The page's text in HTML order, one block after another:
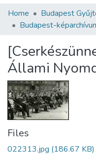
Communities &
Statistics
About us
Home Budapest
Budapest-
Állami
Files
022313.jpg (186.67 KB)